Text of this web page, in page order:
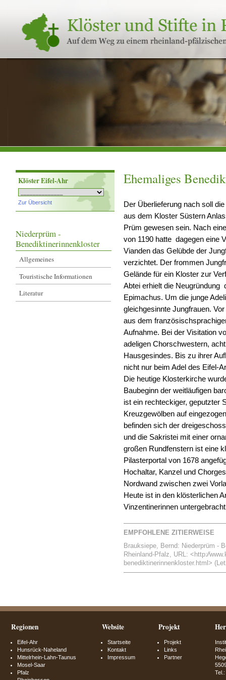
Klöster
und
Stifte
in
Rheinland-
Klöster Eifel-Ahr
Zur Übersicht
Niederprüm -
Benediktinerinnenkloster
Allgemeines
Touristische Informationen
Literatur
Ehemaliges
Der Überlieferung nach soll
aus dem Kloster Süstern
Prüm gewesen sein. Nach
von 1190 hatte dagegen eine
Vianden das Gelübde der
verzichtet. Der frommen
Gelände für ein Kloster zur
Abtei erhielt die Neugründung
Epimachus. Um die junge
gleichgesinnte Jungfrauen.
aus dem
Aufnahme. Bei der Visitation
adeligen Chorschwestern,
Hausgesindes. Bis zu ihrer
nicht nur beim Adel des Eifel-
Die heutige Klosterkirche
Baubeginn der weitläufigen
ist ein rechteckiger, geputzter
Kreuzgewölben auf
befinden sich der
und die Sakristei mit einer
großen Rundfenstern ist eine
Pilasterportal von 1678
Hochaltar, Kanzel und
Nordwand zwischen zwei
Heute ist in den klösterlichen
Vinzentinerinnen
EMPFOHLENE ZITIERWEISE
Brauksiepe, Bernd: Niederprüm -
Rheinland-Pfalz, URL:
benediktinerinnenkloster.html>
Regionen
Eifel-Ahr
Hunsrück-Naheland
Mittelrhein-Lahn-Taunus
Mosel-Saar
Pfalz
Website
Startseite
Kontakt
Impressum
Projekt
Projekt
Links
Partner